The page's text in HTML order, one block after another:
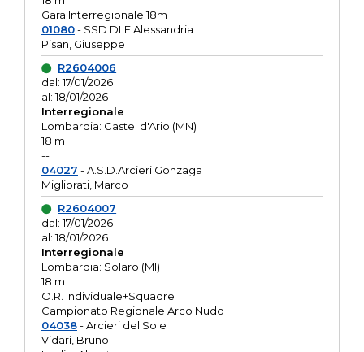
Gara Interregionale 18m
01080- SSD DLF Alessandria
Pisan, Giuseppe
R2604006
dal: 17/01/2026
al: 18/01/2026
Interregionale
Lombardia: Castel d'Ario (MN)
18 m
--
04027 - A.S.D.Arcieri Gonzaga
Migliorati, Marco
R2604007
dal: 17/01/2026
al: 18/01/2026
Interregionale
Lombardia: Solaro (MI)
18 m
O.R. Individuale+Squadre
Campionato Regionale Arco Nudo
04038- Arcieri del Sole
Vidari, Bruno